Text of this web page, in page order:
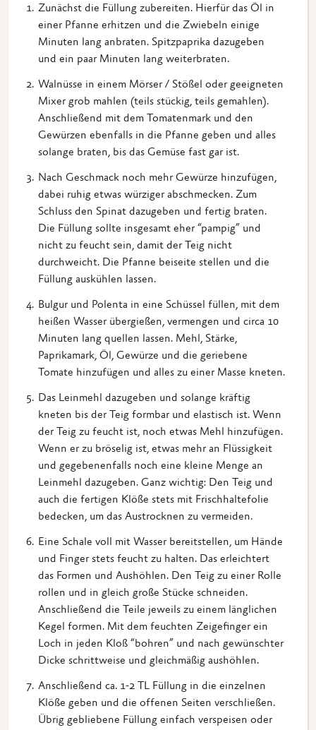
Zunächst die Füllung zubereiten. Hierfür das Öl in
einer Pfanne erhitzen und die Zwiebeln einige
Minuten lang anbraten. Spitzpaprika dazugeben
und ein paar Minuten lang weiterbraten.
Walnüsse in einem Mörser / Stößel oder geeigneten
Mixer grob mahlen (teils stückig, teils gemahlen).
Anschließend mit dem Tomatenmark und den
Gewürzen ebenfalls in die Pfanne geben und alles
solange braten, bis das Gemüse fast gar ist.
Nach Geschmack noch mehr Gewürze hinzufügen,
dabei ruhig etwas würziger abschmecken. Zum
Schluss den Spinat dazugeben und fertig braten.
Die Füllung sollte insgesamt eher “pampig” und
nicht zu feucht sein, damit der Teig nicht
durchweicht. Die Pfanne beiseite stellen und die
Füllung auskühlen lassen.
Bulgur und Polenta in eine Schüssel füllen, mit dem
heißen Wasser übergießen, vermengen und circa 10
Minuten lang quellen lassen. Mehl, Stärke,
Paprikamark, Öl, Gewürze und die geriebene
Tomate hinzufügen und alles zu einer Masse kneten.
Das Leinmehl dazugeben und solange kräftig
kneten bis der Teig formbar und elastisch ist. Wenn
der Teig zu feucht ist, noch etwas Mehl hinzufügen.
Wenn er zu bröselig ist, etwas mehr an Flüssigkeit
und gegebenenfalls noch eine kleine Menge an
Leinmehl dazugeben. Ganz wichtig: Den Teig und
auch die fertigen Klöße stets mit Frischhaltefolie
bedecken, um das Austrocknen zu vermeiden.
Eine Schale voll mit Wasser bereitstellen, um Hände
und Finger stets feucht zu halten. Das erleichtert
das Formen und Aushöhlen. Den Teig zu einer Rolle
rollen und in gleich große Stücke schneiden.
Anschließend die Teile jeweils zu einem länglichen
Kegel formen. Mit dem feuchten Zeigefinger ein
Loch in jeden Kloß “bohren” und nach gewünschter
Dicke schrittweise und gleichmäßig aushöhlen.
Anschließend ca. 1-2 TL Füllung in die einzelnen
Klöße geben und die offenen Seiten verschließen.
Übrig gebliebene Füllung einfach verspeisen oder